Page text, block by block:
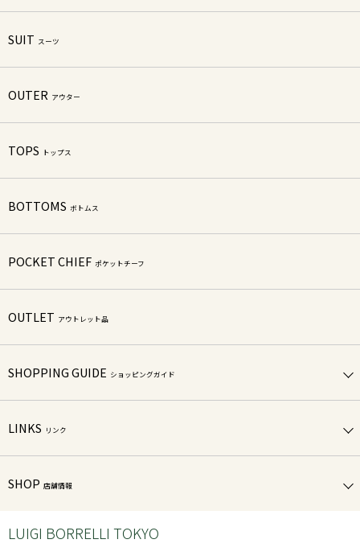
SUIT スーツ
OUTER アウター
TOPS トップス
BOTTOMS ボトムス
POCKET CHIEF ポケットチーフ
OUTLET アウトレット品
SHOPPING GUIDE ショッピングガイド
LINKS リンク
SHOP 店舗情報
LUIGI BORRELLI TOKYO